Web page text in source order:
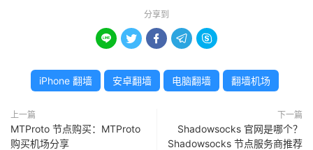
分享到
    
iPhone 翻墙 安卓翻墙 电脑翻墙 翻墙机场
上一篇
MTProto 节点购买：MTProto
购买机场分享
下一篇
Shadowsocks 官网是哪个？
Shadowsocks 节点服务商推荐